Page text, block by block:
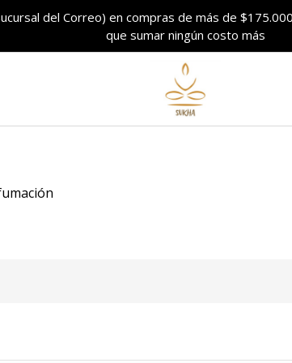
del Correo) en compras de más de
que sumar ningún costo más